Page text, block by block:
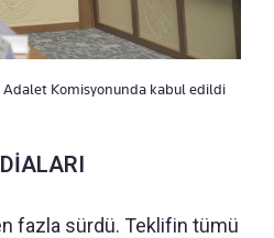
Adalet Komisyonunda kabul edildi
fazla sürdü. Teklifin tümü